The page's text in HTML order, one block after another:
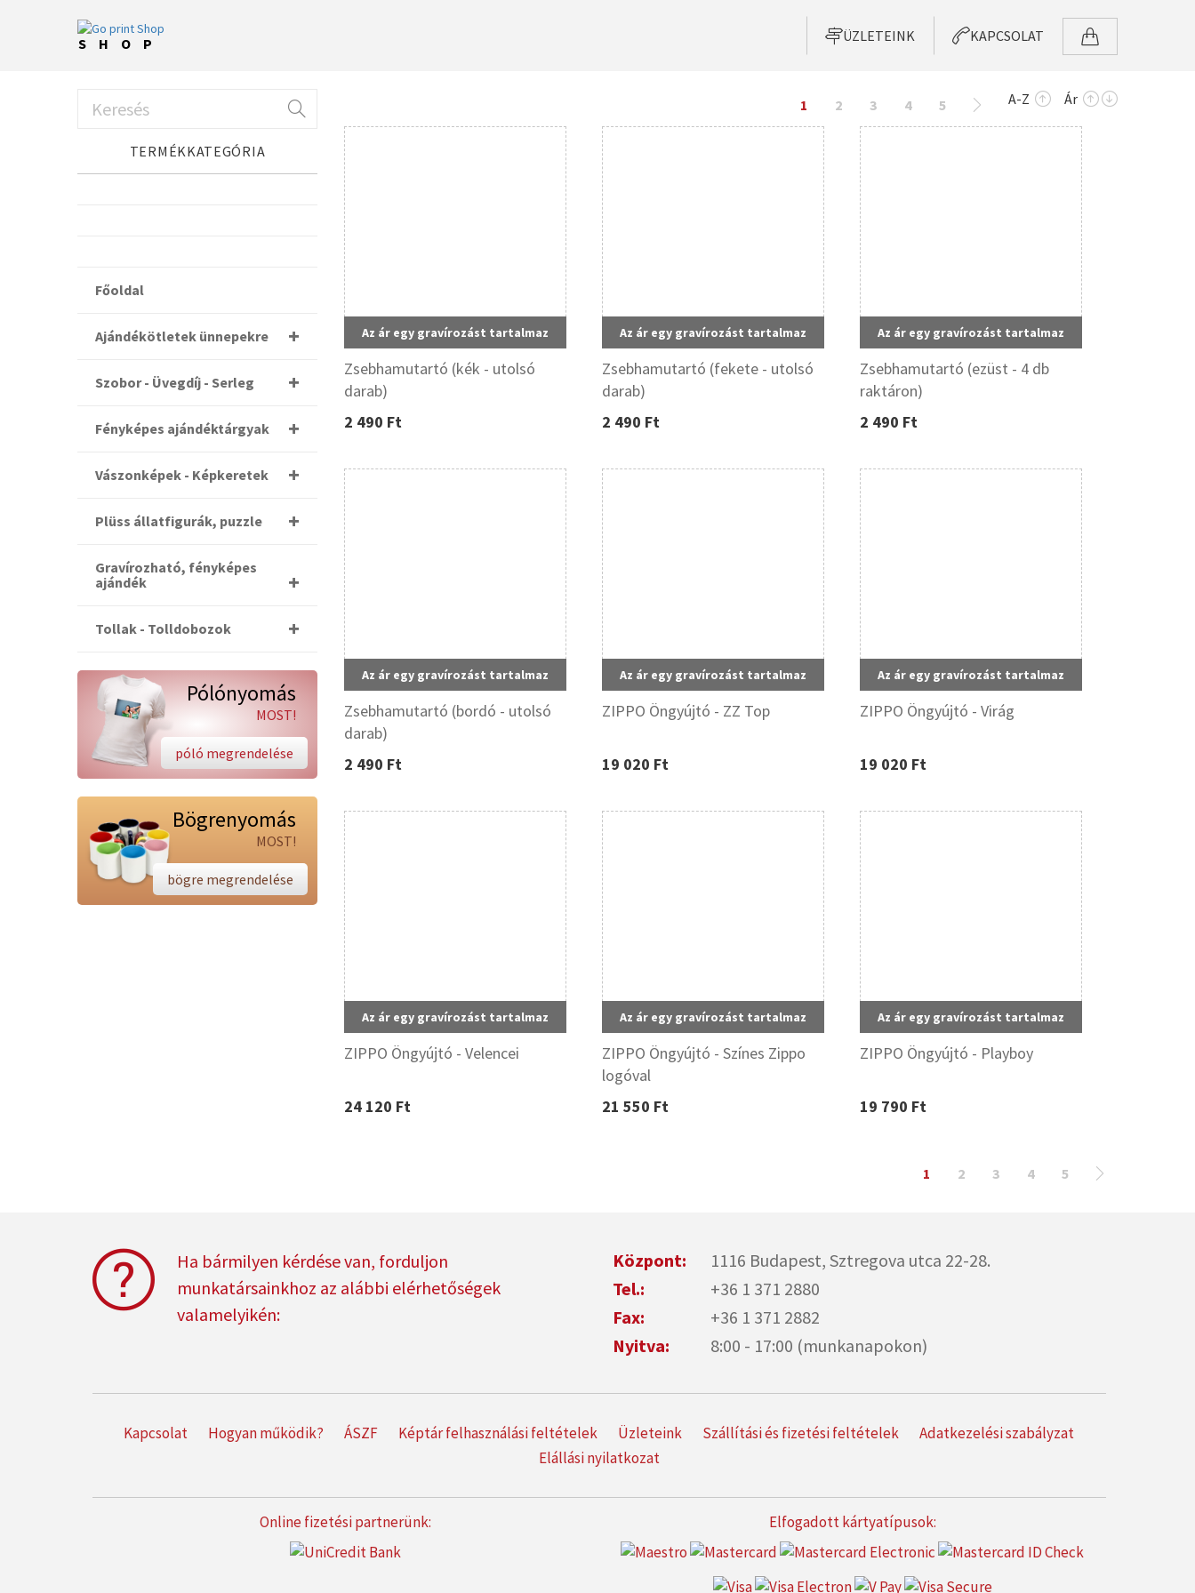
SHOP ÜZLETEINK KAPCSOLAT
TERMÉKKATEGÓRIA
Főoldal
Ajándékötletek ünnepekre
Szobor - Üvegdíj - Serleg
Fényképes ajándéktárgyak
Vászonképek - Képkeretek
Plüss állatfigurák, puzzle
Gravírozható, fényképes
ajándék
Tollak - Tolldobozok
Pólónyomás
MOST!
póló megrendelése
Bögrenyomás
MOST!
bögre megrendelése
1 2 3 4 5 A-Z Ár
Az ár egy gravírozást tartalmaz
Zsebhamutartó (kék - utolsó
darab)
2 490 Ft
Az ár egy gravírozást tartalmaz
Zsebhamutartó (fekete - utolsó
darab)
2 490 Ft
Az ár egy gravírozást tartalmaz
Zsebhamutartó (ezüst - 4 db
raktáron)
2 490 Ft
Az ár egy gravírozást tartalmaz
Zsebhamutartó (bordó - utolsó
darab)
2 490 Ft
Az ár egy gravírozást tartalmaz
ZIPPO Öngyújtó - ZZ Top
19 020 Ft
Az ár egy gravírozást tartalmaz
ZIPPO Öngyújtó - Virág
19 020 Ft
Az ár egy gravírozást tartalmaz
ZIPPO Öngyújtó - Velencei
24 120 Ft
Az ár egy gravírozást tartalmaz
ZIPPO Öngyújtó - Színes Zippo
logóval
21 550 Ft
Az ár egy gravírozást tartalmaz
ZIPPO Öngyújtó - Playboy
19 790 Ft
1 2 3 4 5
Ha bármilyen kérdése van, forduljon
munkatársainkhoz az alábbi elérhetőségek
valamelyikén:
Központ: 1116 Budapest, Sztregova utca 22-28.
Tel.:
+36 1 371 2880
Fax:
+36 1 371 2882
Nyitva:
8:00 - 17:00 (munkanapokon)
Kapcsolat Hogyan működik? ÁSZF Képtár felhasználási feltételek Üzleteink Szállítási és fizetési feltételek
Adatkezelési szabályzat
Elállási nyilatkozat
Online fizetési partnerünk: Elfogadott kártyatípusok: